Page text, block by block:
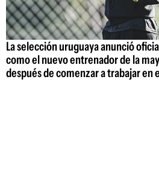
La selección uruguaya anunció
como el nuevo entrenador de la
después de comenzar a trabajar en